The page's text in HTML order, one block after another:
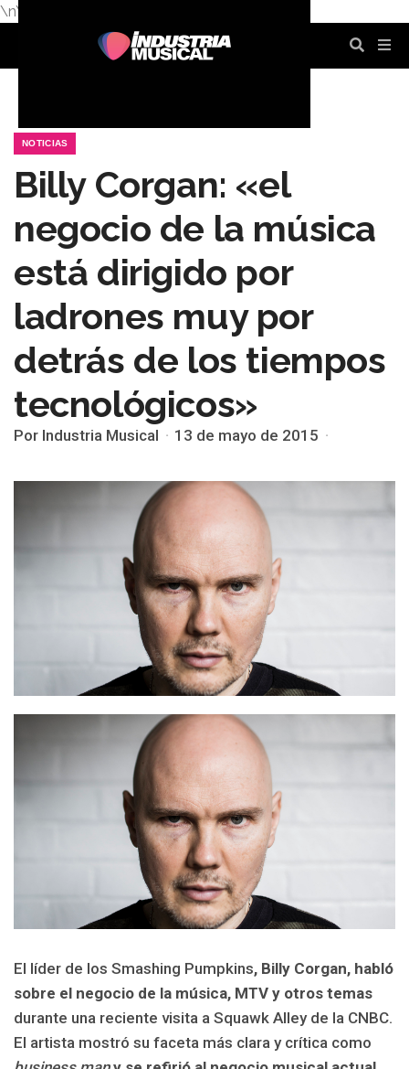
\n\n
NOTICIAS
Billy Corgan: «el
negocio de la música
está dirigido por
ladrones muy por
detrás de los tiempos
tecnológicos»
Por Industria Musical 13 de mayo de 2015
El líder de los Smashing Pumpkins, Billy Corgan, habló
sobre el negocio de la música, MTV y otros temas
durante una reciente visita a Squawk Alley de la CNBC.
El artista mostró su faceta más clara y crítica como